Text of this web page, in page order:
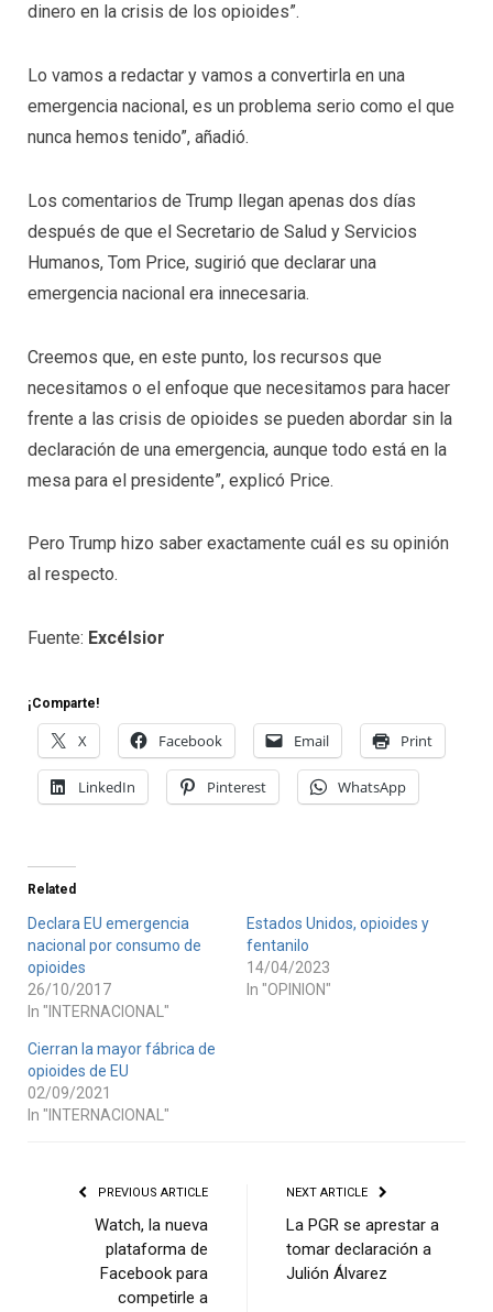
dinero en la crisis de los opioides”.
Lo vamos a redactar y vamos a convertirla en una
emergencia nacional, es un problema serio como el que
nunca hemos tenido”, añadió.
Los comentarios de Trump llegan apenas dos días
después de que el Secretario de Salud y Servicios
Humanos, Tom Price, sugirió que declarar una
emergencia nacional era innecesaria.
Creemos que, en este punto, los recursos que
necesitamos o el enfoque que necesitamos para hacer
frente a las crisis de opioides se pueden abordar sin la
declaración de una emergencia, aunque todo está en la
mesa para el presidente”, explicó Price.
Pero Trump hizo saber exactamente cuál es su opinión
al respecto.
Fuente: Excélsior
¡Comparte!
X Facebook Email Print
LinkedIn Pinterest WhatsApp
Related
Declara EU emergencia
nacional por consumo de
opioides
26/10/2017
In "INTERNACIONAL"
Estados Unidos, opioides y
fentanilo
14/04/2023
In "OPINION"
Cierran la mayor fábrica de
opioides de EU
02/09/2021
In "INTERNACIONAL"
PREVIOUS ARTICLE
Watch, la nueva
plataforma de
Facebook para
competirle a
NEXT ARTICLE
La PGR se aprestar a
tomar declaración a
Julión Álvarez